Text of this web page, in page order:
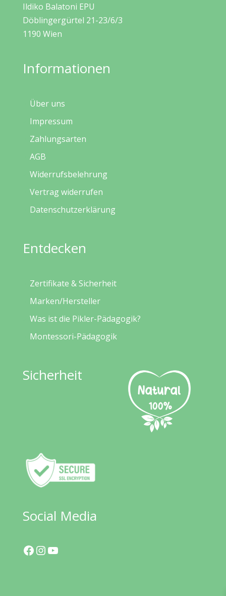
Ildiko Balatoni EPU
Döblingergürtel 21-23/6/3
1190 Wien
Informationen
Über uns
Impressum
Zahlungsarten
AGB
Widerrufsbelehrung
Vertrag widerrufen
Datenschutzerklärung
Entdecken
Zertifikate & Sicherheit
Marken/Hersteller
Was ist die Pikler-Pädagogik?
Montessori-Pädagogik
Sicherheit
Social Media
Facebook
Instagram
YouTube